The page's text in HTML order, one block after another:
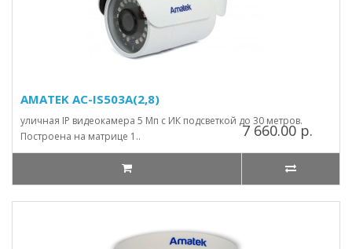
AMATEK AC-IS503A(2,8)
уличная IP видеокамера 5 Мп с ИК подсветкой до 30 метров.
Построена на матрице 1..
7 660.00 р.